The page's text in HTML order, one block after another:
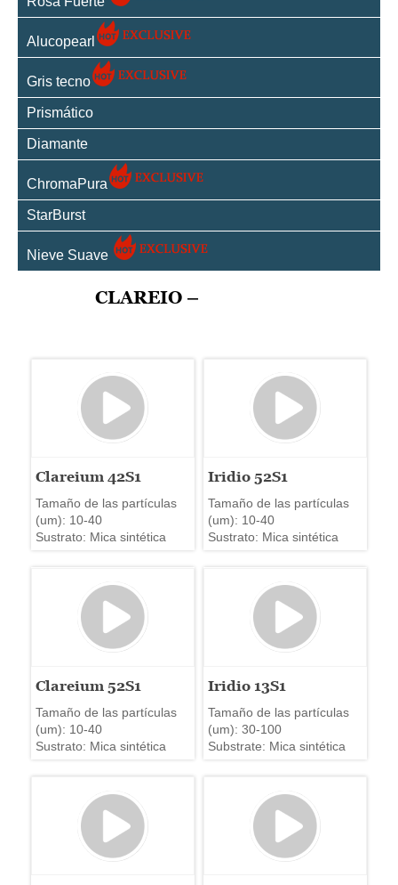
Alucopearl
Gris tecno
Prismático
Diamante
ChromaPura
StarBurst
Nieve Suave
CLAREIO –
Clareium 42S1
Tamaño de las partículas
(um): 10-40
Sustrato: Mica sintética
Iridio 52S1
Tamaño de las partículas
(um): 10-40
Sustrato: Mica sintética
Clareium 52S1
Tamaño de las partículas
(um): 10-40
Sustrato: Mica sintética
Iridio 13S1
Tamaño de las partículas
(um): 30-100
Substrate: Mica sintética